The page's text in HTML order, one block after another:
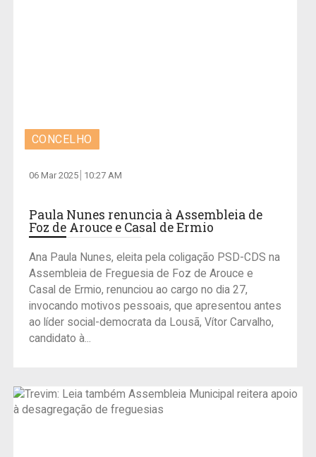
CONCELHO
06 Mar 2025 10:27 AM
Paula Nunes renuncia à Assembleia de
Foz de Arouce e Casal de Ermio
Ana Paula Nunes, eleita pela coligação PSD-CDS na
Assembleia de Freguesia de Foz de Arouce e
Casal de Ermio, renunciou ao cargo no dia 27,
invocando motivos pessoais, que apresentou antes
ao líder social-democrata da Lousã, Vítor Carvalho,
candidato à...